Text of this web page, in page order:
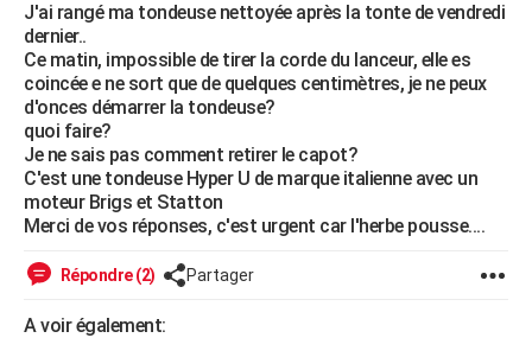
Mobiles
Meilleur smartphone
Internet
Ordinateurs
Jeux vidéo
Guide high-tech
+BRICOLAGE
Forum
Aménagement intérieur
Extérieur
Cuisine
Salle de bains
Jardinage
Rangement
WEEK-END
Guides de France
Escapades
Patrimoine
Expositions
Musées
Week-end nature
LIFESTYLE
Art de vivre
Bien-être
Loisirs
Mode
Modes de vie
SANTE
Alimentation
Guide de la santé
Maladies
Médicaments
Sommeil
VOYAGE
Destinations
City break
Voyage nature
Voyage de noces
Forum
Climat
PHOTO
GUIDES D'ACHAT
J'ai rangé ma tondeuse nettoyée après la tonte de vendredi
dernier..
Ce matin, impossible de tirer la corde du lanceur, elle es
coincée e ne sort que de quelques centimètres, je ne peux
d'onces démarrer la tondeuse?
quoi faire?
Je ne sais pas comment retirer le capot?
C'est une tondeuse Hyper U de marque italienne avec un
moteur Brigs et Statton
Merci de vos réponses, c'est urgent car l'herbe pousse....
Répondre (2) Partager
A voir également: